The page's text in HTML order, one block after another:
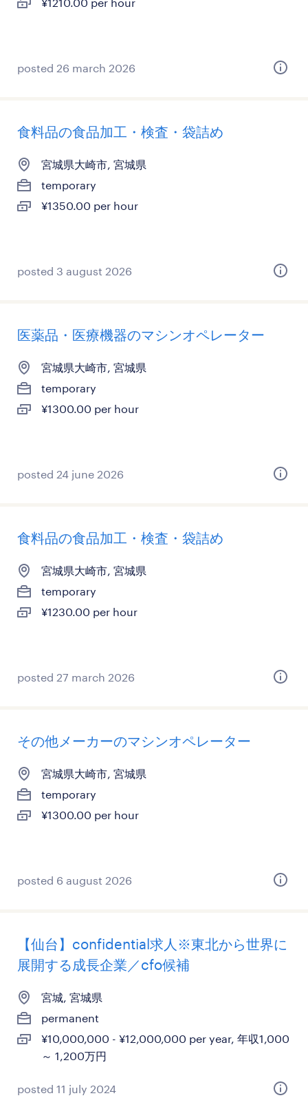
posted 26 march 2026
食料品の食品加工・検査・袋詰め
宮城県大崎市, 宮城県
temporary
¥1350.00 per hour
posted 3 august 2026
医薬品・医療機器のマシンオペレーター
宮城県大崎市, 宮城県
temporary
¥1300.00 per hour
posted 24 june 2026
食料品の食品加工・検査・袋詰め
宮城県大崎市, 宮城県
temporary
¥1230.00 per hour
posted 27 march 2026
その他メーカーのマシンオペレーター
宮城県大崎市, 宮城県
temporary
¥1300.00 per hour
posted 6 august 2026
【仙台】confidential求人※東北から世界に
展開する成長企業／cfo候補
宮城, 宮城県
permanent
¥10,000,000 - ¥12,000,000 per year, 年収1,000
～ 1,200万円
posted 11 july 2024